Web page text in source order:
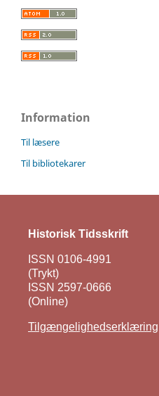
Information
Til læsere
Til bibliotekarer
Historisk Tidsskrift
ISSN 0106-4991
(Trykt)
ISSN 2597-0666
(Online)
Tilgængelighedserklæring